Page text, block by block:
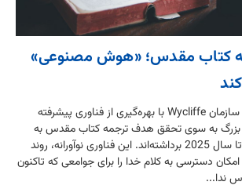
کتاب مقدس؛ «هوش مصنوعی»
مترجمان کتاب مقدس سازمان Wycliffe با بهره‌گیری از فناوری پیشرفته
به سوی تحقق هدف ترجمه کتاب مقدس به
تمامی زبان‌های جهان تا سال 2025 برداشته‌اند. این فناوری نوآورانه، روند
دسترسی به کلام خدا را برای جوامعی که تاکنون
ندا...